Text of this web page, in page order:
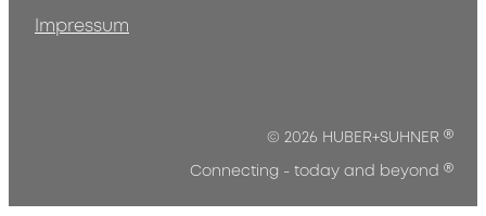
Impressum
© 2026 HUBER+SUHNER ®
Connecting - today and beyond ®